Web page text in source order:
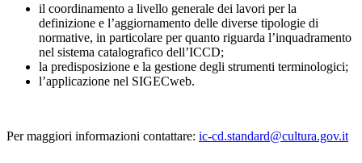
il coordinamento a livello generale dei lavori per la
definizione e l’aggiornamento delle diverse tipologie di
normative, in particolare per quanto riguarda l’inquadramento
nel sistema catalografico dell’ICCD;
la predisposizione e la gestione degli strumenti terminologici;
l’applicazione nel SIGECweb.
Per maggiori informazioni contattare: ic-cd.standard@cultura.gov.it